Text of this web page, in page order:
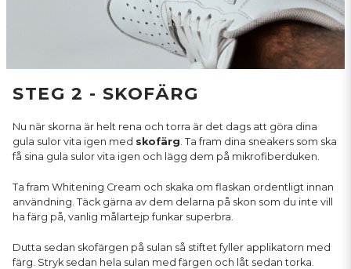
STEG 2 - SKOFÄRG
Nu när skorna är helt rena och torra är det dags att göra dina
gula sulor vita igen med skofärg. Ta fram dina sneakers som ska
få sina gula sulor vita igen och lägg dem på mikrofiberduken.
Ta fram Whitening Cream och skaka om flaskan ordentligt innan
användning. Täck gärna av dem delarna på skon som du inte vill
ha färg på, vanlig målartejp funkar superbra.
Dutta sedan skofärgen på sulan så stiftet fyller applikatorn med
färg. Stryk sedan hela sulan med färgen och låt sedan torka.